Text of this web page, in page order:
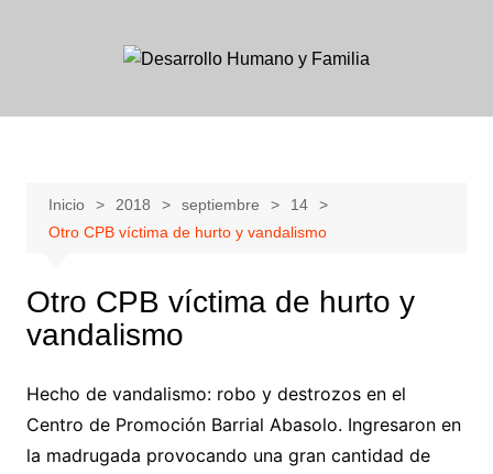
Inicio 2018 septiembre
14
Otro CPB víctima de hurto y vandalismo
Otro CPB víctima de hurto y
vandalismo
Hecho de vandalismo: robo y destrozos en el
Centro de Promoción Barrial Abasolo. Ingresaron en
la madrugada provocando una gran cantidad de